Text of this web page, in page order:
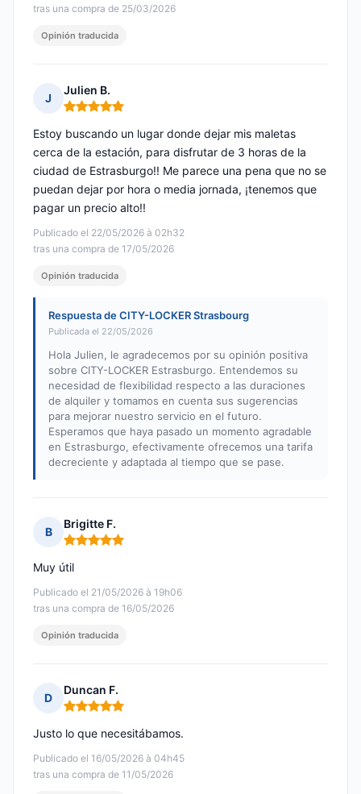
tras una compra de 25/03/2026
Opinión traducida
J
Julien B.
Nota: 5 de 5
Publicado el 22/05/2026 à 02h32
tras una compra de 17/05/2026
Estoy buscando un lugar donde dejar mis maletas
cerca de la estación, para disfrutar de 3 horas de la
ciudad de Estrasburgo!! Me parece una pena que no se
puedan dejar por hora o media jornada, ¡tenemos que
pagar un precio alto!!
Opinión traducida
Respuesta de CITY-LOCKER Strasbourg
Publicada el 22/05/2026
Hola Julien, le agradecemos por su opinión positiva
sobre CITY-LOCKER Estrasburgo. Entendemos su
necesidad de flexibilidad respecto a las duraciones
de alquiler y tomamos en cuenta sus sugerencias
para mejorar nuestro servicio en el futuro.
Esperamos que haya pasado un momento agradable
en Estrasburgo, efectivamente ofrecemos una tarifa
decreciente y adaptada al tiempo que se pase.
B
Brigitte F.
Nota: 5 de 5
Publicado el 21/05/2026 à 19h06
tras una compra de 16/05/2026
Muy útil
Opinión traducida
D
Duncan F.
Nota: 5 de 5
Publicado el 16/05/2026 à 04h45
tras una compra de 11/05/2026
Justo lo que necesitábamos.